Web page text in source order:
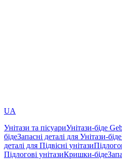
UA
Унітази та пісуариУнітази-біде
бідеЗапасні деталі для Унітази-біде
деталі для Підвісні унітази
Підлогові унітазиКришки-біде